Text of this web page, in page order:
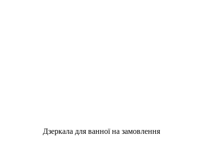
Дзеркала для ванної на замовлення